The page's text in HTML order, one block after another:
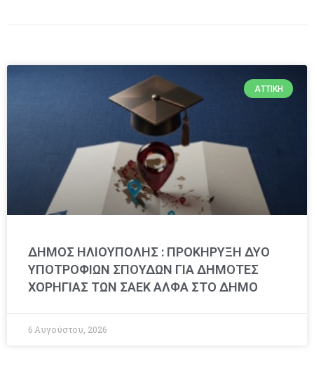
ΑΤΤΙΚΉ
ΔΗΜΟΣ ΗΛΙΟΥΠΟΛΗΣ : ΠΡΟΚΗΡΥΞΗ ΔΥΟ
ΥΠΟΤΡΟΦΙΩΝ ΣΠΟΥΔΩΝ ΓΙΑ ΔΗΜΟΤΕΣ
ΧΟΡΗΓΙΑΣ ΤΩΝ ΣΑΕΚ ΑΛΦΑ ΣΤΟ ΔΗΜΟ
6 Αυγούστου, 2026